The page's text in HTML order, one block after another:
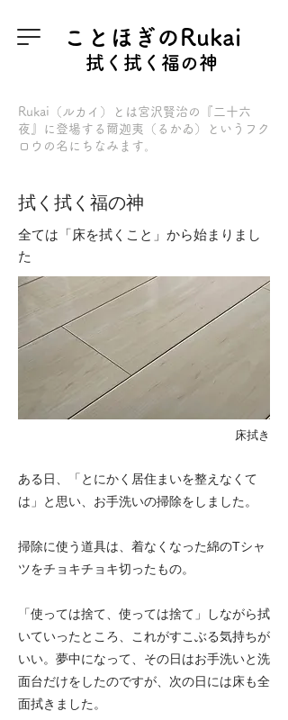
ことほぎのRukai
拭く拭く福の神
Rukai（ルカイ）とは 宮沢賢治の『二十六
夜』
に登場する爾迦夷（るかゐ）というフク
ロウの名にちなみます。
拭く拭く福の神
全ては「床を拭くこと」から始まりまし
た
床拭き
ある日、「とにかく居住まいを整えなくて
は」と思い、お手洗いの掃除をしました。
掃除に使う道具は、着なくなった綿のTシャ
ツをチョキチョキ切ったもの。
「使っては捨て、使っては捨て」しながら拭
いていったところ、これがすこぶる気持ちが
いい。夢中になって、その日はお手洗いと洗
面台だけをしたのですが、次の日には床も全
面拭きました。